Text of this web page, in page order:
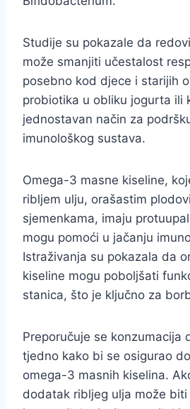
Studije su pokazale da
može smanjiti učestalost
posebno kod djece i starijih
probiotika u obliku jogurta ili
jednostavan način za
imunološkog sustava.
Omega-3 masne kiseline,
ribljem ulju, orašastim
sjemenkama, imaju
mogu pomoći u jačanju
Istraživanja su pokazala da
kiseline mogu poboljšati
stanica, što je ključno za
Preporučuje se konzumacija
tjedno kako bi se osigurao
omega-3 masnih kiselina.
dodatak ribljeg ulja može